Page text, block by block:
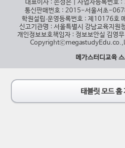
대표이사 : 손성은 | 사업자등록번
통신판매번호 : 2015-서울서초-
학원설립∙운영등록번호 : 제10176호
신고기관명 : 서울특별시 강남교육지원
개인정보보호책임자 : 정보보안실 김영
메가스터디교육 스
태블릿 모드 홈